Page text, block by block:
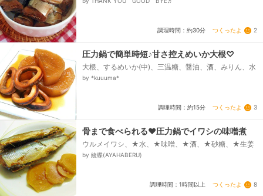
調理時間：約30分 つくったよ 2
圧力鍋で簡単時短♪甘さ控えめいか大根♡
大根、するめいか(中)、三温糖、醤油、酒、みりん、水
by *kuuuma*
調理時間：約15分 つくったよ 3
骨まで食べられる❤圧力鍋でイワシの味噌煮
ウルメイワシ、★水、★味噌、★酒、★砂糖、★生姜
by 綾蝶(AYAHABERU)
調理時間：1時間以上 つくったよ 8